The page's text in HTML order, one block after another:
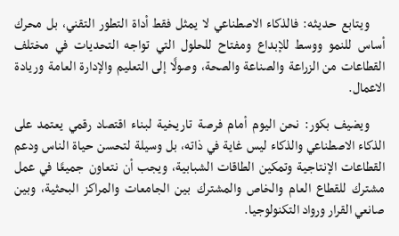
ويتابع حديثه: فالذكاء الاصطناعي لا يمثل فقط أداة التطور التقني، بل محرك
أساس للنمو ووسط للإبداع ومفتاح للحلول التي تواجه التحديات في مختلف
القطاعات من الزراعة والصناعة والصحة، وصولًا إلى التعليم والإدارة العامة وريادة
الاعمال.
ويضيف بكور: نحن اليوم أمام فرصة تاريخية لبناء اقتصاد رقمي يعتمد على
الذكاء الاصطناعي والذكاء ليس غاية في ذاته، بل وسيلة لتحسن حياة الناس ودعم
القطاعات الإنتاجية وتمكين الطاقات الشبابية، ويجب أن نتعاون جميعًا في عمل
مشترك للقطاع العام والخاص والمشترك بين الجامعات والمراكز البحثية، وبين
صانعي القرار ورواد التكنولوجيا.